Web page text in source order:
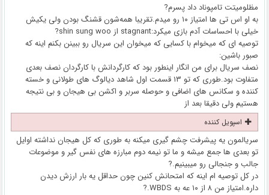
مظلومیتت تامپوناد داد پسرم?
به او اس تی ها امتیاز ۱۰ رو میدم.تقریبا همه‌شون قشنگ بودن ولی یکیش
خیلی با احساسات آدم بازی میکرد:stagnant از shin sung woo?
توصیه ای که میخوام با کسایی که میخوان این سریال رو ببینن بکنم اینه که
صبور باشین:
نصف سریال برای من انگار اینطور بود که کارگردانش با کارگردان نصف بعدی
متفاوت بود.طوری که تو ۱۳ قسمت اول شاهد دیالوگ های طولانی و خسته
کننده و سکانس های اضافی و حوصله سربر و اکشن بی هیجان و بی نتیجه
هستیم ولی دقیقا بعد از
اسپویل کننده
سریالمون یه پیشرفت چشم گیری میکنه به طوری که کل هیجان نداشته اوایل
تو بعدی ها جمع میشه و ما تو نیمه دوم مبارزه های نفس گیر و موضوعات
جالب و جنجالی رو میبینیم.?
در کل توصیه ام اینه که امتحانش کنین چون حداقل یه بار ارزش دیدن
داره.امتیاز من ۸ از ۱۰ عه به WBDS.?